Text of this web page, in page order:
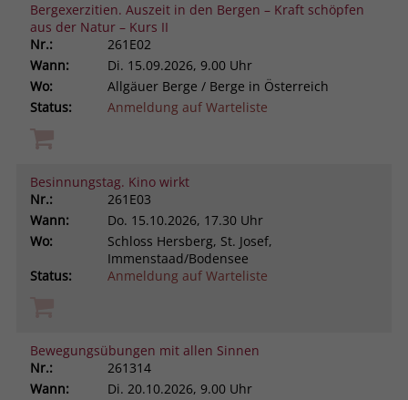
Bergexerzitien. Auszeit in den Bergen – Kraft schöpfen
aus der Natur – Kurs II
Nr.:
261E02
Wann:
Di. 15.09.2026, 9.00 Uhr
Wo:
Allgäuer Berge / Berge in Österreich
Status:
Anmeldung auf Warteliste
Besinnungstag. Kino wirkt
Nr.:
261E03
Wann:
Do. 15.10.2026, 17.30 Uhr
Wo:
Schloss Hersberg, St. Josef,
Immenstaad/Bodensee
Status:
Anmeldung auf Warteliste
Bewegungsübungen mit allen Sinnen
Nr.:
261314
Wann:
Di. 20.10.2026, 9.00 Uhr